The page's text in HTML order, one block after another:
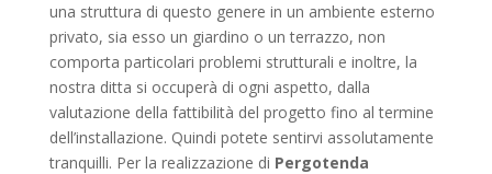
una struttura di questo genere in un ambiente esterno
privato, sia esso un giardino o un terrazzo, non
comporta particolari problemi strutturali e inoltre, la
nostra ditta si occuperà di ogni aspetto, dalla
valutazione della fattibilità del progetto fino al termine
dell’installazione. Quindi potete sentirvi assolutamente
tranquilli. Per la realizzazione di Pergotenda